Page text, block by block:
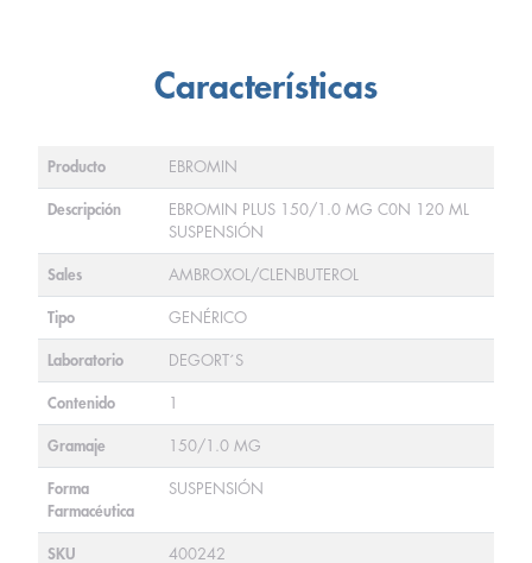
Características
Producto EBROMIN
Descripción
EBROMIN PLUS 150/1.0 MG C0N 120 ML
SUSPENSIÓN
Sales AMBROXOL/CLENBUTEROL
Tipo GENÉRICO
Laboratorio DEGORT´S
Contenido 1
Gramaje 150/1.0 MG
Forma
Farmacéutica
SUSPENSIÓN
SKU 400242